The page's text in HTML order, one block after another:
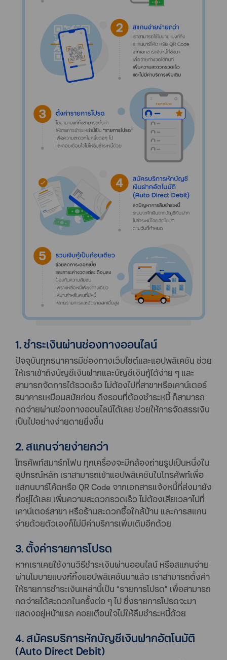
1. ชำระเงินผ่านช่องทางออนไลน์
ปัจจุบันทุกธนาคารมีช่องทางเว็บไซต์และแอปพลิเคชัน ช่วย
ให้เราเข้าถึงบัญชีเงินฝากและบัญชีเงินกู้ได้ง่าย ๆ และ
สามารถจัดการได้รวดเร็ว ไม่ต้องไปที่สาขาหรือเคาน์เตอร์
ธนาคารเหมือนสมัยก่อน ถึงรอบที่ต้องชำระหนี้ ก็สามารถ
กดจ่ายผ่านช่องทางออนไลน์ได้เลย ช่วยให้การจัดสรรเงิน
เป็นไปอย่างง่ายดายยิ่งขึ้น
2. สแกนจ่ายง่ายกว่า
โทรศัพท์สมาร์ทโฟน ทุกเครื่องจะมีกล้องถ่ายรูปเป็นหนึ่งใน
อุปกรณ์หลัก เราสามารถเข้าแอปพลิเคชันในโทรศัพท์เพื่อ
แสกนบาร์โค้ดหรือ QR Code จากเอกสารแจ้งหนี้ที่ส่งมายัง
ที่อยู่ได้เลย เพิ่มความสะดวกรวดเร็ว ไม่ต้องเสียเวลาไปที่
เคาน์เตอร์สาขา หรือร้านสะดวกซื้อใกล้บ้าน และการสแกน
จ่ายด้วยตัวเองก็ไม่มีค่าบริการเพิ่มเติมอีกด้วย
3. ตั้งค่ารายการโปรด
หากเราเคยใช้งานวิธีชำระเงินผ่านออนไลน์ หรือสแกนจ่าย
ผ่านโมบายแบงก์กิ้งแอปพลิเคชันมาแล้ว เราสามารถตั้งค่า
ให้รายการชำระเงินเหล่านี้เป็น “รายการโปรด” เพื่อสามารถ
กดจ่ายได้สะดวกในครั้งต่อ ๆ ไป ซึ่งรายการโปรดจะมา
แสดงอยู่หน้าแรก คอยเตือนใจไม่ให้ลืมชำระหนี้ด้วย
4. สมัครบริการหักบัญชีเงินฝากอัตโนมัติ
(Auto Direct Debit)